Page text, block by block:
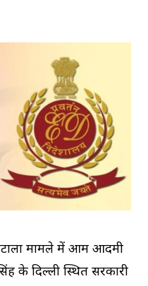
मामले में आम आदमी
के दिल्ली स्थित सरकारी